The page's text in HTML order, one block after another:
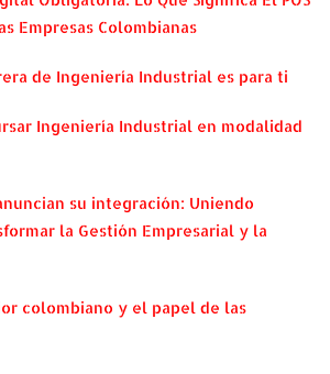
Empresas Colombianas
de Ingeniería Industrial es para ti
Ingeniería Industrial en modalidad
su integración: Uniendo
la Gestión Empresarial y la
colombiano y el papel de las